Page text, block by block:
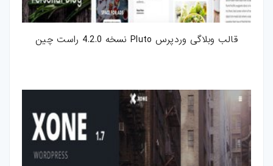
قالب وبلاگی وردپرس Pluto نسخه 4.2.0 راست چین